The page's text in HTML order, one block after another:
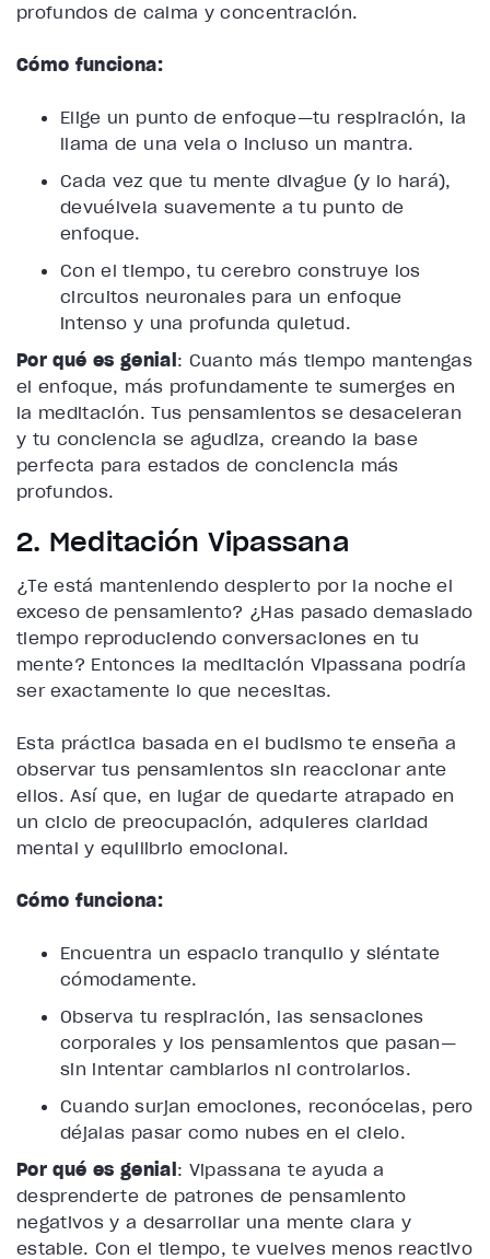
profundos de calma y concentración.
Cómo funciona:
Elige un punto de enfoque—tu respiración, la
llama de una vela o incluso un mantra.
Cada vez que tu mente divague (y lo hará),
devuélvela suavemente a tu punto de
enfoque.
Con el tiempo, tu cerebro construye los
circuitos neuronales para un enfoque
intenso y una profunda quietud.
Por qué es genial : Cuanto más tiempo mantengas
el enfoque, más profundamente te sumerges en
la meditación. Tus pensamientos se desaceleran
y tu conciencia se agudiza, creando la base
perfecta para estados de conciencia más
profundos.
2. Meditación Vipassana
¿Te está manteniendo despierto por la noche el
exceso de pensamiento? ¿Has pasado demasiado
tiempo reproduciendo conversaciones en tu
mente? Entonces la meditación Vipassana podría
ser exactamente lo que necesitas.
Esta práctica basada en el budismo te enseña a
observar tus pensamientos sin reaccionar ante
ellos. Así que, en lugar de quedarte atrapado en
un ciclo de preocupación, adquieres claridad
mental y equilibrio emocional.
Cómo funciona:
Encuentra un espacio tranquilo y siéntate
cómodamente.
Observa tu respiración, las sensaciones
corporales y los pensamientos que pasan—
sin intentar cambiarlos ni controlarlos.
Cuando surjan emociones, reconócelas, pero
déjalas pasar como nubes en el cielo.
Por qué es genial : Vipassana te ayuda a
desprenderte de patrones de pensamiento
negativos y a desarrollar una mente clara y
estable. Con el tiempo, te vuelves menos reactivo